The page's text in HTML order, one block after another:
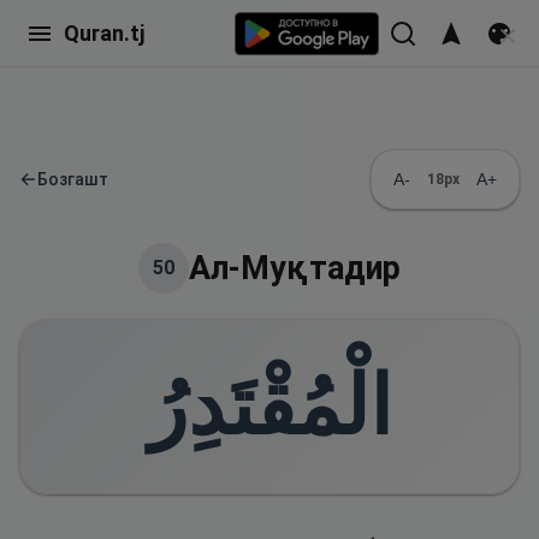
Quran.tj
←Бозгашт A- 18px A+
50 Ал-Муқтадир
الْمُقْتَدِرُ